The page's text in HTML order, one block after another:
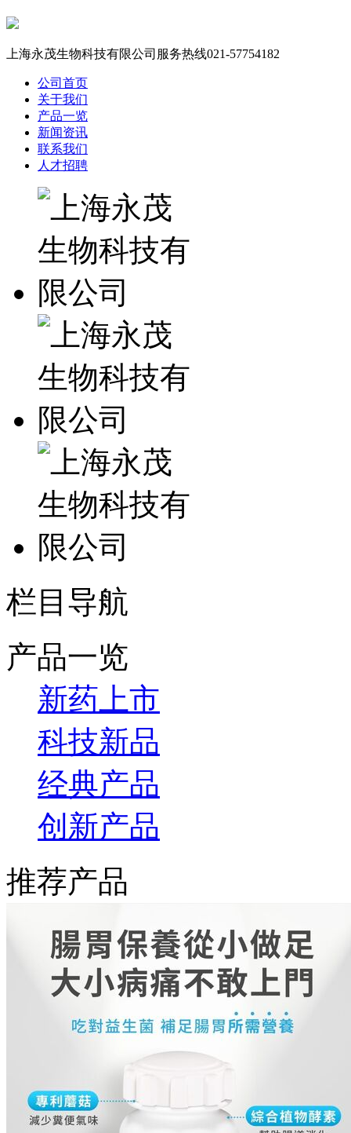
上海永茂生物科技有限公司服务热线021-57754182
公司首页
关于我们
产品一览
新闻资讯
联系我们
人才招聘
栏目导航
产品一览
新药上市
科技新品
经典产品
创新产品
推荐产品